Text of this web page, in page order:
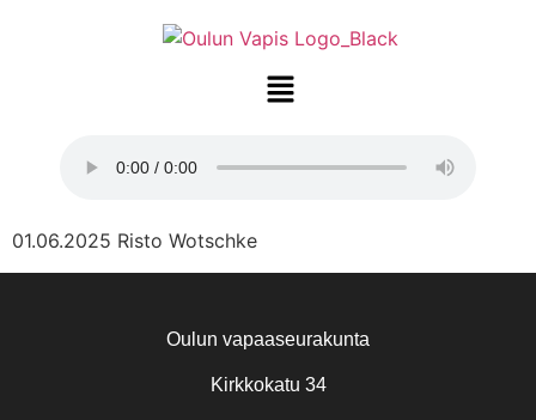
01.06.2025 Risto Wotschke
Oulun vapaaseurakunta
Kirkkokatu 34